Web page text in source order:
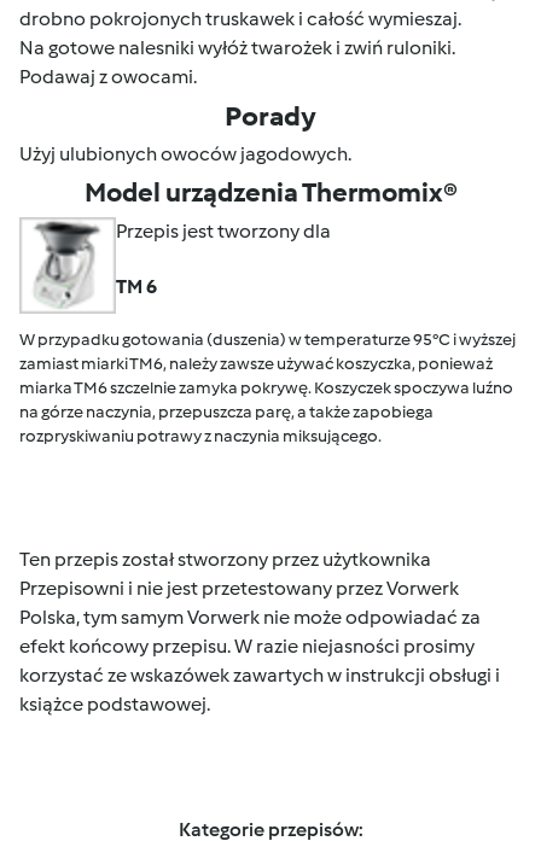
drobno pokrojonych truskawek i całość wymieszaj.
Na gotowe nalesniki wyłóż twarożek i zwiń ruloniki.
Podawaj z owocami.
Porady
Użyj ulubionych owoców jagodowych.
Model urządzenia Thermomix®
Przepis jest tworzony dla
TM 6
W przypadku gotowania (duszenia) w temperaturze 95°C i wyższej
zamiast miarki TM6, należy zawsze używać koszyczka, ponieważ
miarka TM6 szczelnie zamyka pokrywę. Koszyczek spoczywa luźno
na górze naczynia, przepuszcza parę, a także zapobiega
rozpryskiwaniu potrawy z naczynia miksującego.
Ten przepis został stworzony przez użytkownika
Przepisowni i nie jest przetestowany przez Vorwerk
Polska, tym samym Vorwerk nie może odpowiadać za
efekt końcowy przepisu. W razie niejasności prosimy
korzystać ze wskazówek zawartych w instrukcji obsługi i
książce podstawowej.
Kategorie przepisów: